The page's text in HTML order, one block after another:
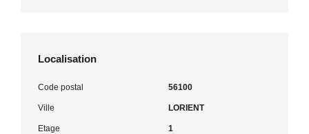
Localisation
Code postal 56100
Ville LORIENT
Etage 1